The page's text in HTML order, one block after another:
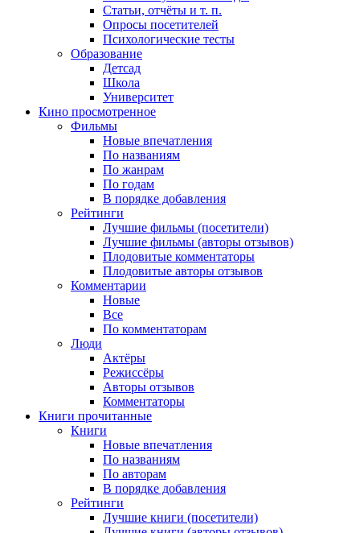
Статьи, отчёты и т. п.
Опросы посетителей
Психологические тесты
Образование
Детсад
Школа
Университет
Кино просмотренное
Фильмы
Новые впечатления
По названиям
По жанрам
По годам
В порядке добавления
Рейтинги
Лучшие фильмы (посетители)
Лучшие фильмы (авторы отзывов)
Плодовитые комментаторы
Плодовитые авторы отзывов
Комментарии
Новые
Все
По комментаторам
Люди
Актёры
Режиссёры
Авторы отзывов
Комментаторы
Книги прочитанные
Книги
Новые впечатления
По названиям
По авторам
В порядке добавления
Рейтинги
Лучшие книги (посетители)